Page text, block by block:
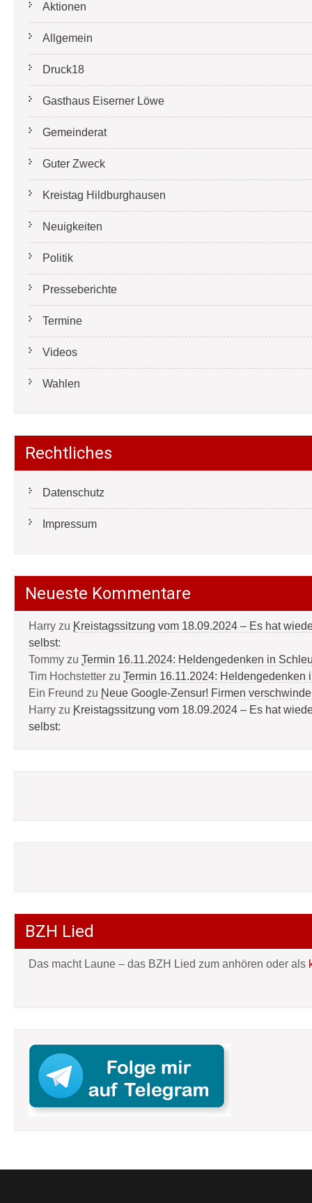
Aktionen
Allgemein
Druck18
Gasthaus Eiserner Löwe
Gemeinderat
Guter Zweck
Kreistag Hildburghausen
Neuigkeiten
Politik
Presseberichte
Termine
Videos
Wahlen
Rechtliches
Datenschutz
Impressum
Neueste Kommentare
Harry zu Kreistagssitzung vom 18.09.2024 – Es hat
selbst:
Tommy zu Termin 16.11.2024: Heldengedenken in
Tim Hochstetter zu Termin 16.11.2024: Heldengedenken
Ein Freund zu Neue Google-Zensur! Firmen
Harry zu Kreistagssitzung vom 18.09.2024 – Es hat
selbst:
BZH Lied
Das macht Laune – das BZH Lied zum anhören oder als